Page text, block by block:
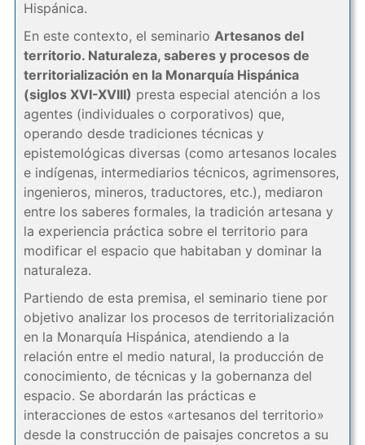
Hispánica.
En este contexto, el seminario Artesanos del
territorio. Naturaleza, saberes y procesos de
territorialización en la Monarquía Hispánica
(siglos XVI-XVIII) presta especial atención a los
agentes (individuales o corporativos) que,
operando desde tradiciones técnicas y
epistemológicas diversas (como artesanos locales
e indígenas, intermediarios técnicos, agrimensores,
ingenieros, mineros, traductores, etc.), mediaron
entre los saberes formales, la tradición artesana y
la experiencia práctica sobre el territorio para
modificar el espacio que habitaban y dominar la
naturaleza.
Partiendo de esta premisa, el seminario tiene por
objetivo analizar los procesos de territorialización
en la Monarquía Hispánica, atendiendo a la
relación entre el medio natural, la producción de
conocimiento, de técnicas y la gobernanza del
espacio. Se abordarán las prácticas e
interacciones de estos «artesanos del territorio»
desde la construcción de paisajes concretos a su